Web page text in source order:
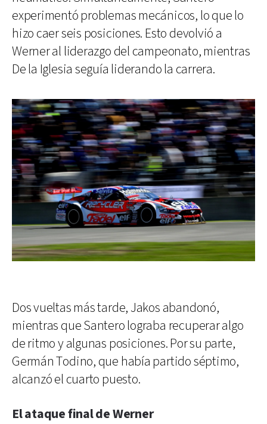
experimentó problemas mecánicos, lo que lo
hizo caer seis posiciones. Esto devolvió a
Werner al liderazgo del campeonato, mientras
De la Iglesia seguía liderando la carrera.
Dos vueltas más tarde, Jakos abandonó,
mientras que Santero lograba recuperar algo
de ritmo y algunas posiciones. Por su parte,
Germán Todino, que había partido séptimo,
alcanzó el cuarto puesto.
El ataque final de Werner